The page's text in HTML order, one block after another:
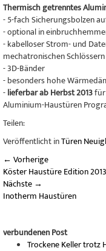
Thermisch getrenntes
- 5-fach Sicherungsbolzen
- optional in
- kabelloser Strom- und
mechatronischen Schlössern
- 3D-Bänder
- besonders hohe
-lieferbar ab Herbst 2013
Aluminium-Haustüren
Teilen:
Veröffentlicht inTüren
← Vorherige
Köster Haustüre Edition 2013
Nächste →
Inotherm Haustüren
verbundenen Post
Trockene Keller trotz